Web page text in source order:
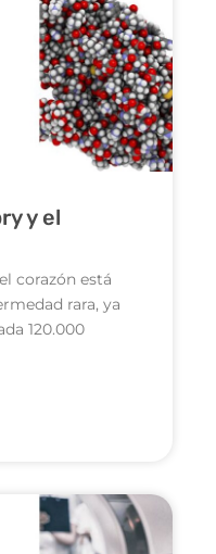
y el
corazón está
rara, ya
120.000